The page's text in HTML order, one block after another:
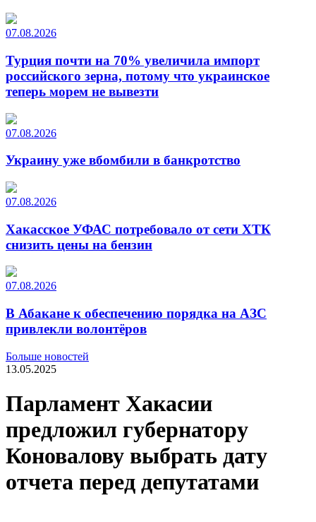
07.08.2026
Турция почти на 70% увеличила импорт
российского зерна, потому что украинское
теперь морем не вывезти
07.08.2026
Украину уже вбомбили в банкротство
07.08.2026
Хакасское УФАС потребовало от сети ХТК
снизить цены на бензин
07.08.2026
В Абакане к обеспечению порядка на АЗС
привлекли волонтёров
Больше новостей
13.05.2025
Парламент Хакасии
предложил губернатору
Коновалову выбрать дату
отчета перед депутатами